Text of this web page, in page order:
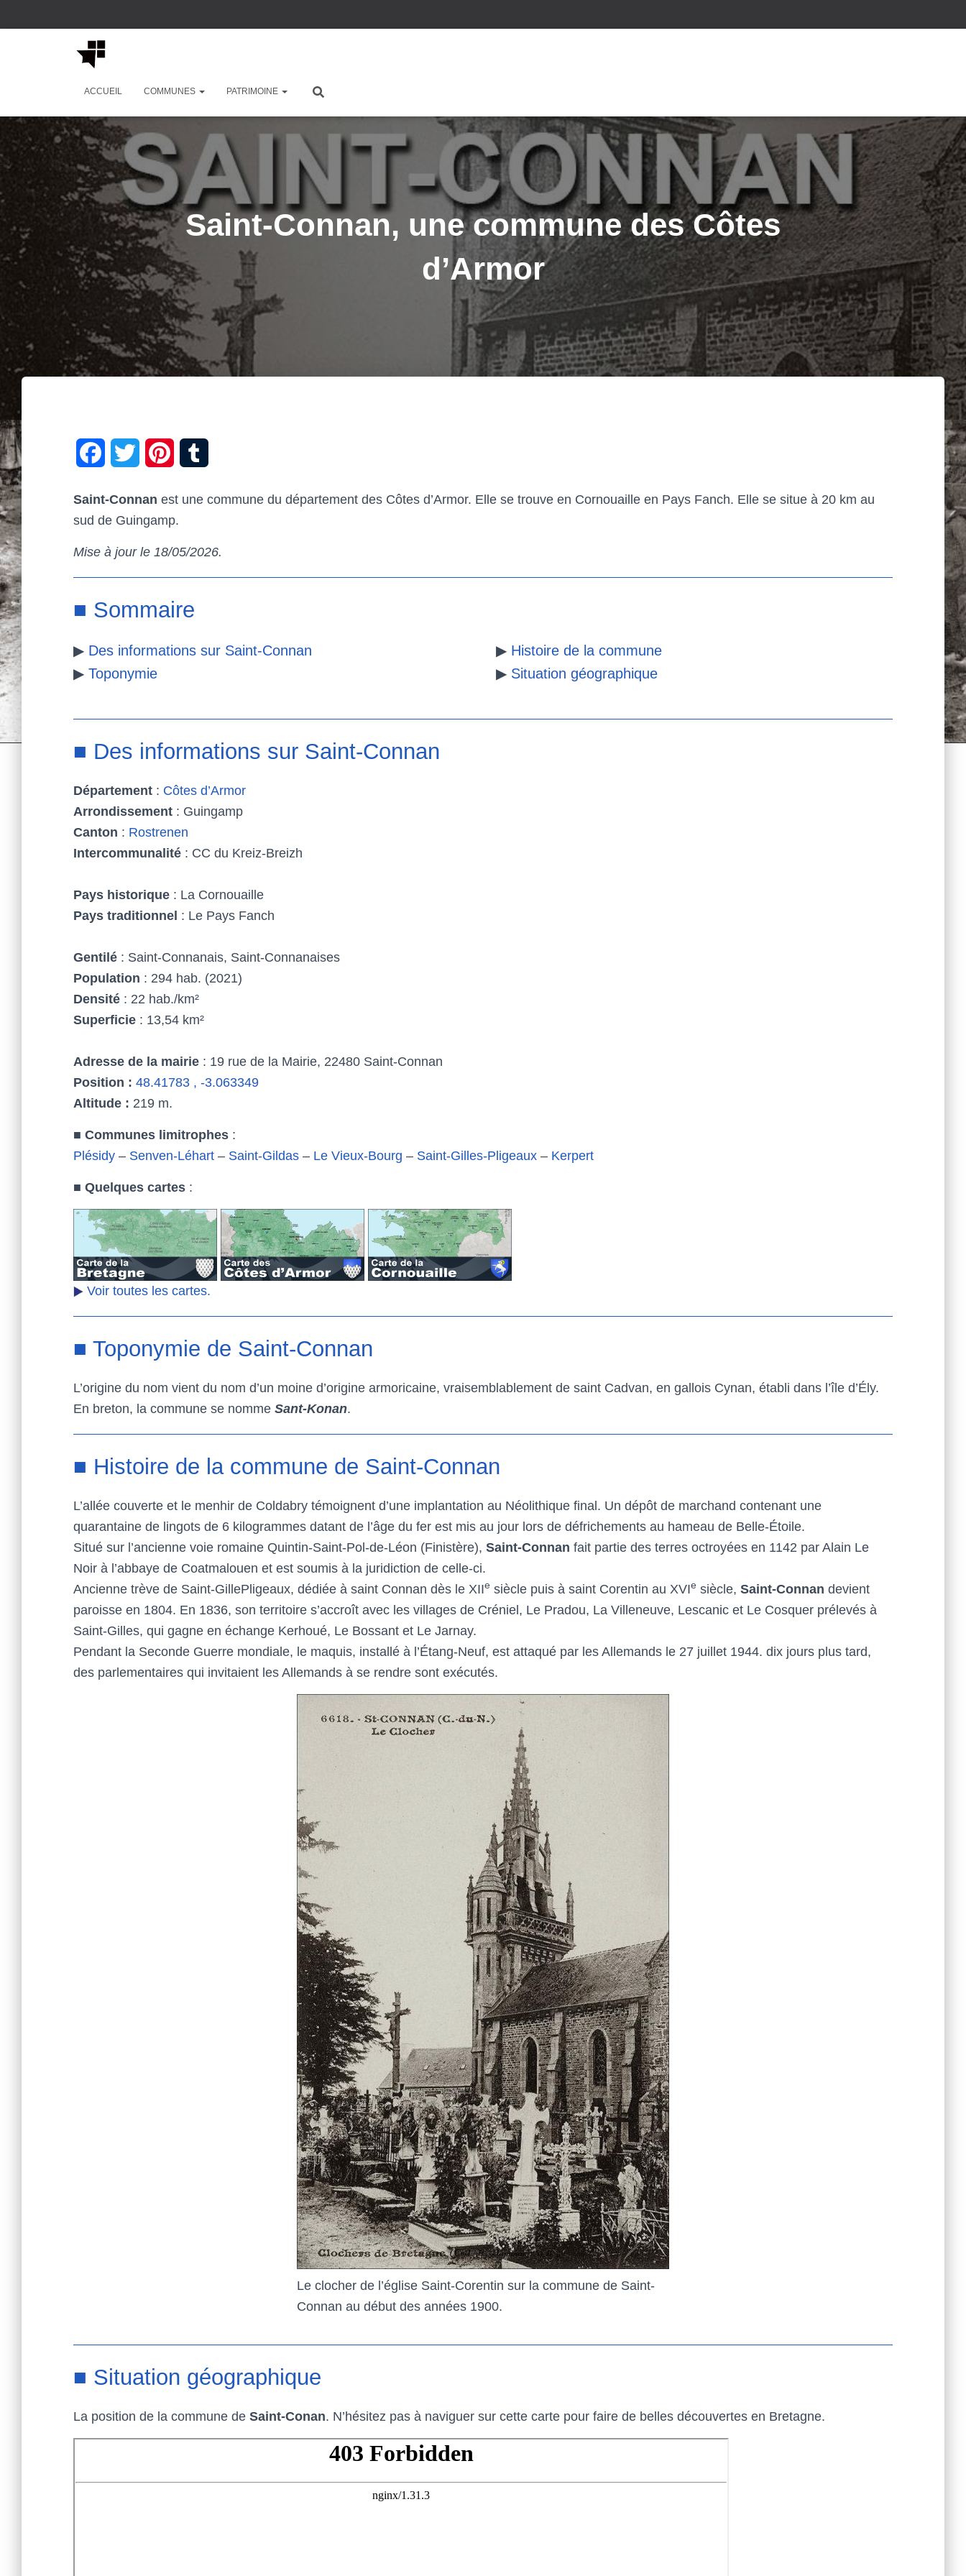
ACCUEIL COMMUNES PATRIMOINE
Saint-Connan, une commune des Côtes
d’Armor
k s
Saint-Connan est une commune du département des Côtes d’Armor. Elle se trouve en Cornouaille en Pays Fanch. Elle se situe à 20 km au
sud de Guingamp.
Mise à jour le 18/05/2026.
■ Sommaire
▶ Des informations sur Saint-Connan
▶ Toponymie
▶ Histoire de la commune
▶ Situation géographique
■ Des informations sur Saint-Connan
Département : Côtes d’Armor
Arrondissement : Guingamp
Canton : Rostrenen
Intercommunalité : CC du Kreiz-Breizh
Pays historique : La Cornouaille
Pays traditionnel : Le Pays Fanch
Gentilé : Saint-Connanais, Saint-Connanaises
Population : 294 hab. (2021)
Densité : 22 hab./km²
Superficie : 13,54 km²
Adresse de la mairie : 19 rue de la Mairie, 22480 Saint-Connan
Position : 48.41783 , -3.063349
Altitude : 219 m.
■ Communes limitrophes :
Plésidy – Senven-Léhart – Saint-Gildas – Le Vieux-Bourg – Saint-Gilles-Pligeaux – Kerpert
■ Quelques cartes :
Voir toutes les cartes.
■ Toponymie de Saint-Connan
L’origine du nom vient du nom d’un moine d’origine armoricaine, vraisemblablement de saint Cadvan, en gallois Cynan, établi dans l’île d’Ély.
En breton, la commune se nomme Sant-Konan.
■ Histoire de la commune de Saint-Connan
L’allée couverte et le menhir de Coldabry témoignent d’une implantation au Néolithique final. Un dépôt de marchand contenant une
quarantaine de lingots de 6 kilogrammes datant de l’âge du fer est mis au jour lors de défrichements au hameau de Belle-Étoile.
Situé sur l’ancienne voie romaine Quintin-Saint-Pol-de-Léon (Finistère), Saint-Connan fait partie des terres octroyées en 1142 par Alain Le
Noir à l’abbaye de Coatmalouen et est soumis à la juridiction de celle-ci.
Ancienne trève de Saint-GillePligeaux, dédiée à saint Connan dès le XIIe siècle puis à saint Corentin au XVIe siècle, Saint-Connan devient
paroisse en 1804. En 1836, son territoire s’accroît avec les villages de Créniel, Le Pradou, La Villeneuve, Lescanic et Le Cosquer prélevés à
Saint-Gilles, qui gagne en échange Kerhoué, Le Bossant et Le Jarnay.
Pendant la Seconde Guerre mondiale, le maquis, installé à l’Étang-Neuf, est attaqué par les Allemands le 27 juillet 1944. dix jours plus tard,
des parlementaires qui invitaient les Allemands à se rendre sont exécutés.
Le clocher de l’église Saint-Corentin sur la commune de Saint-
Connan au début des années 1900.
■ Situation géographique
La position de la commune de Saint-Conan. N’hésitez pas à naviguer sur cette carte pour faire de belles découvertes en Bretagne.